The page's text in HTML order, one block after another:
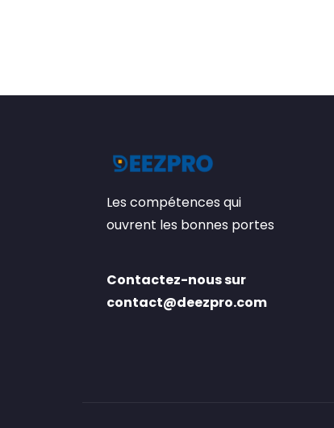
Les compétences qui
ouvrent les bonnes portes
Contactez-nous sur
contact@deezpro.com